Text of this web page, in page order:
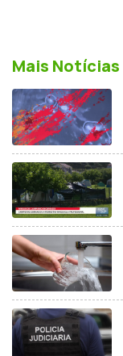
Mais Notícias